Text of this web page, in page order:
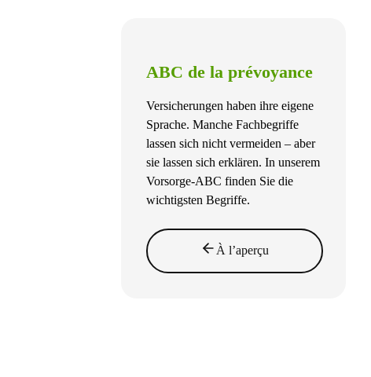
ABC de la prévoyance
Versicherungen haben ihre eigene
Sprache. Manche Fachbegriffe
lassen sich nicht vermeiden – aber
sie lassen sich erklären. In unserem
Vorsorge-ABC finden Sie die
wichtigsten Begriffe.
À l’aperçu